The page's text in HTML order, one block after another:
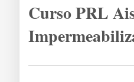
Curso PRL